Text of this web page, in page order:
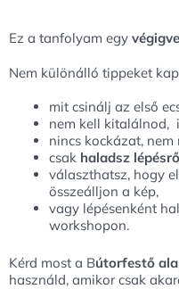
Ez a tanfolyam egy
Nem különálló tippeket
mit csinálj az első
nem kell kitalálnod,
nincs kockázat,
csak haladsz
választhatsz, hogy
összeálljon a kép,
vagy lépésenként
workshopon.
Kérd most a Bútorfestő
használd, amikor csak